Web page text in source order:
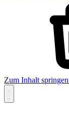
Zum Inhalt springen